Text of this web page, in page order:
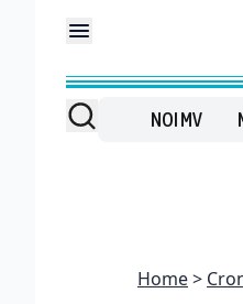
NOI MV
Home